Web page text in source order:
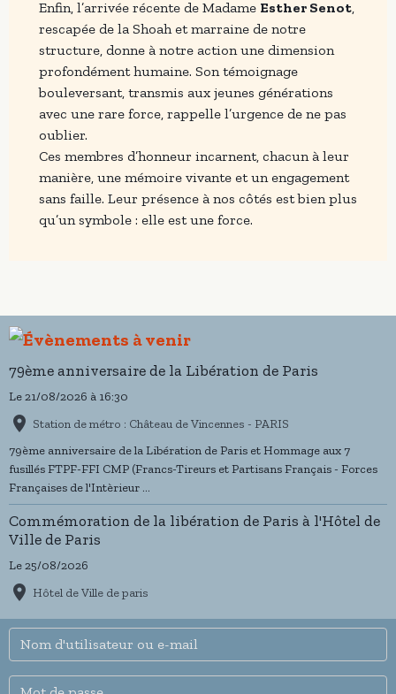
Enfin, l’arrivée récente de Madame Esther Senot,
rescapée de la Shoah et marraine de notre
structure, donne à notre action une dimension
profondément humaine. Son témoignage
bouleversant, transmis aux jeunes générations
avec une rare force, rappelle l’urgence de ne pas
oublier.
Ces membres d’honneur incarnent, chacun à leur
manière, une mémoire vivante et un engagement
sans faille. Leur présence à nos côtés est bien plus
qu’un symbole : elle est une force.
79ème anniversaire de la Libération de Paris
Le 21/08/2026 à 16:30
Station de métro : Château de Vincennes - PARIS
79ème anniversaire de la Libération de Paris et Hommage aux 7
fusillés FTPF-FFI CMP (Francs-Tireurs et Partisans Français - Forces
Françaises de l'Intèrieur ...
Commémoration de la libération de Paris à l'Hôtel de
Ville de Paris
Le 25/08/2026
Hôtel de Ville de paris